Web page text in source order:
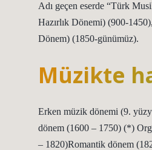
Adı geçen eserde “Türk
Hazırlık Dönemi) (900-
Dönem) (1850-günümüz).
Müzikte
Erken müzik dönemi (9.
dönem (1600 – 1750) (*)
– 1820)Romantik dönem